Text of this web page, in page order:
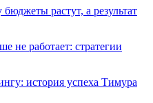
растут, а результат
не работает: стратегии
история успеха Тимура